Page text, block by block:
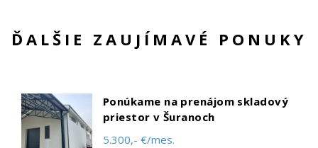
ĎALŠIE ZAUJÍMAVÉ PONUKY
Ponúkame na prenájom skladový
priestor v Šuranoch
5.300,- €/mes.